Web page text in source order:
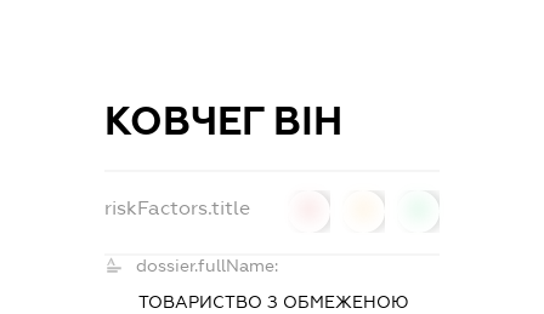
КОВЧЕГ ВІН
riskFactors.title
dossier.fullName:
ТОВАРИСТВО З ОБМЕЖЕНОЮ